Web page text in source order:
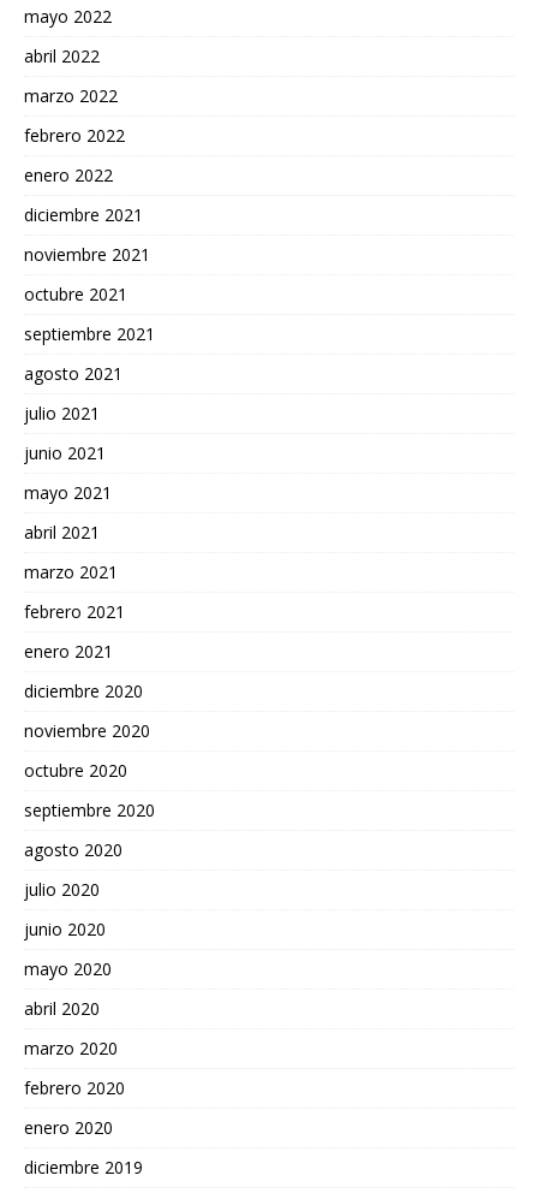
mayo 2022
abril 2022
marzo 2022
febrero 2022
enero 2022
diciembre 2021
noviembre 2021
octubre 2021
septiembre 2021
agosto 2021
julio 2021
junio 2021
mayo 2021
abril 2021
marzo 2021
febrero 2021
enero 2021
diciembre 2020
noviembre 2020
octubre 2020
septiembre 2020
agosto 2020
julio 2020
junio 2020
mayo 2020
abril 2020
marzo 2020
febrero 2020
enero 2020
diciembre 2019